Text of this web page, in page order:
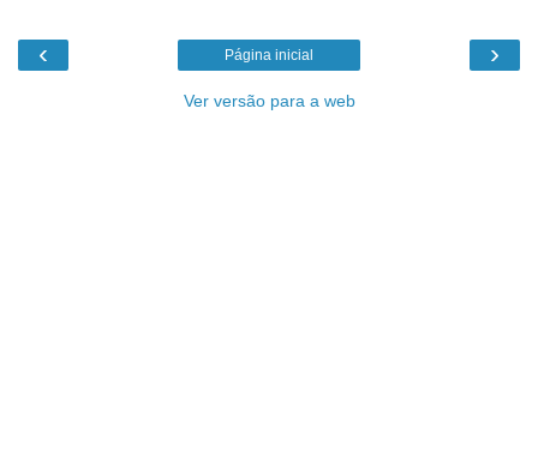
‹ ›
Página inicial
Ver versão para a web